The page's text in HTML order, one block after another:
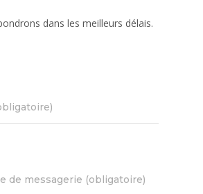
dans les meilleurs délais.
de messagerie (obligatoire)